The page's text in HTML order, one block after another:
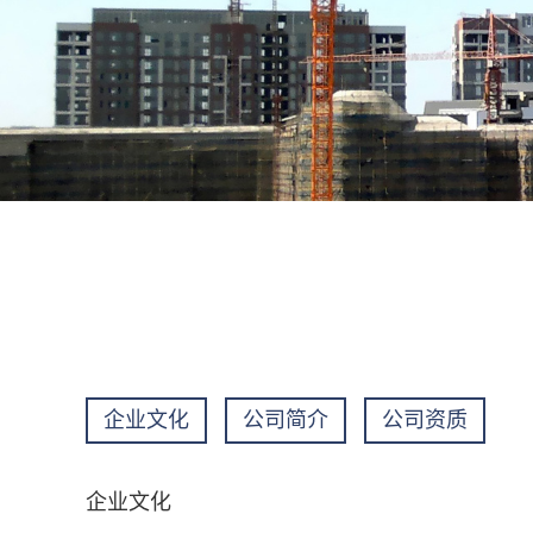
企业文化 公司简介 公司资质
企业文化